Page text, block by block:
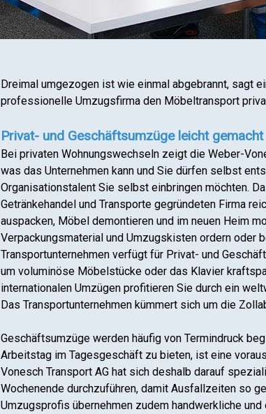
Dreimal umgezogen ist wie einmal abgebrannt, sagt
professionelle Umzugsfirma den Möbeltransport
Privat- und Geschäftsumzüge leicht gemacht
Bei privaten Wohnungswechseln zeigt die Weber-
was das Unternehmen kann und Sie dürfen selbst
Organisationstalent Sie selbst einbringen möchten.
Getränkehandel und Transporte gegründeten Firma
auspacken, Möbel demontieren und im neuen Heim
Verpackungsmaterial und Umzugskisten ordern oder
Transportunternehmen verfügt für Privat- und
um voluminöse Möbelstücke oder das Klavier
internationalen Umzügen profitieren Sie durch ein
Das Transportunternehmen kümmert sich um die
Geschäftsumzüge werden häufig von Termindruck
Arbeitstag im Tagesgeschäft zu bieten, ist eine
Vonesch Transport AG hat sich deshalb darauf
Wochenende durchzuführen, damit Ausfallzeiten so
Umzugsprofis übernehmen zudem handwerkliche